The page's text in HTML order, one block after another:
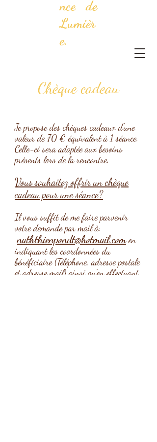
nce de
Lumièr
e.
Chèque cadeau
Je propose des chèques cadeaux d'une
valeur de 70 € équivalent à 1 séance.
Celle-ci sera adaptée aux besoins
présents lors de la rencontre.
Vous souhaitez offrir un chèque
cadeau pour une séance?
Il vous suffit de me faire parvenir
votre demande par mail à:
naththienpondt@hotmail.com en
indiquant les coordonnées du
bénéficiaire (Téléphone, adresse postale
et adresse mail) ainsi qu'en effectuant